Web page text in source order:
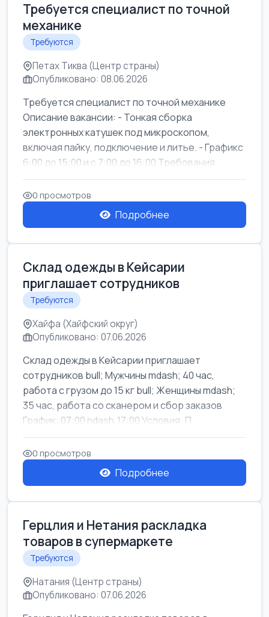
Требуется специалист по точной
механике
Требуются
Петах Тиква (Центр страны)
Опубликовано: 08.06.2026
Требуется специалист по точной механике
Описание вакансии: - Тонкая сборка
электронных катушек под микроскопом,
включая пайку, подключение и литье. - Графикс
6:00 до 15:00 и с 7:00 до 16:00 Требования...
0 просмотров
Подробнее
Склад одежды в Кейсарии
приглашает сотрудников
Требуются
Хайфа (Хайфский округ)
Опубликовано: 07.06.2026
Склад одежды в Кейсарии приглашает
сотрудников bull; Мужчины mdash; 40 час,
работа с грузом до 15 кг bull; Женщины mdash;
35 час, работа со сканером и сбор заказов
График: 07:00 ndash;17:00 Условия: П...
0 просмотров
Подробнее
Герцлия и Нетания раскладка
товаров в супермаркете
Требуются
Натания (Центр страны)
Опубликовано: 07.06.2026